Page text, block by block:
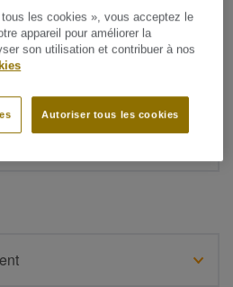
les cookies », vous acceptez le
appareil pour améliorer la
son utilisation et contribuer à nos
Autoriser tous les cookies